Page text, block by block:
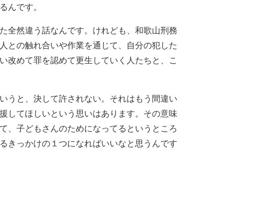
んです。
全然違う話なんです。けれども、和歌山刑務
との触れ合いや作業を通じて、自分の犯した
改めて罪を認めて更生していく人たちと、こ
うと、決して許されない。それはもう間違い
してほしいという思いはあります。その意味
、子どもさんのためになってるというところ
きっかけの１つになればいいなと思うんです